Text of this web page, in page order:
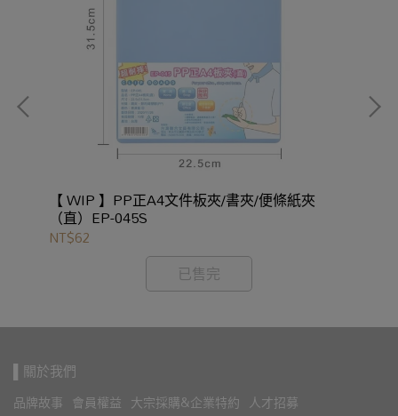
【 WIP 】PP正A4文件板夾/書夾/便條紙夾
（直）EP-045S
NT$62
已售完
▌關於我們
品牌故事 會員權益 大宗採購&企業特約 人才招募